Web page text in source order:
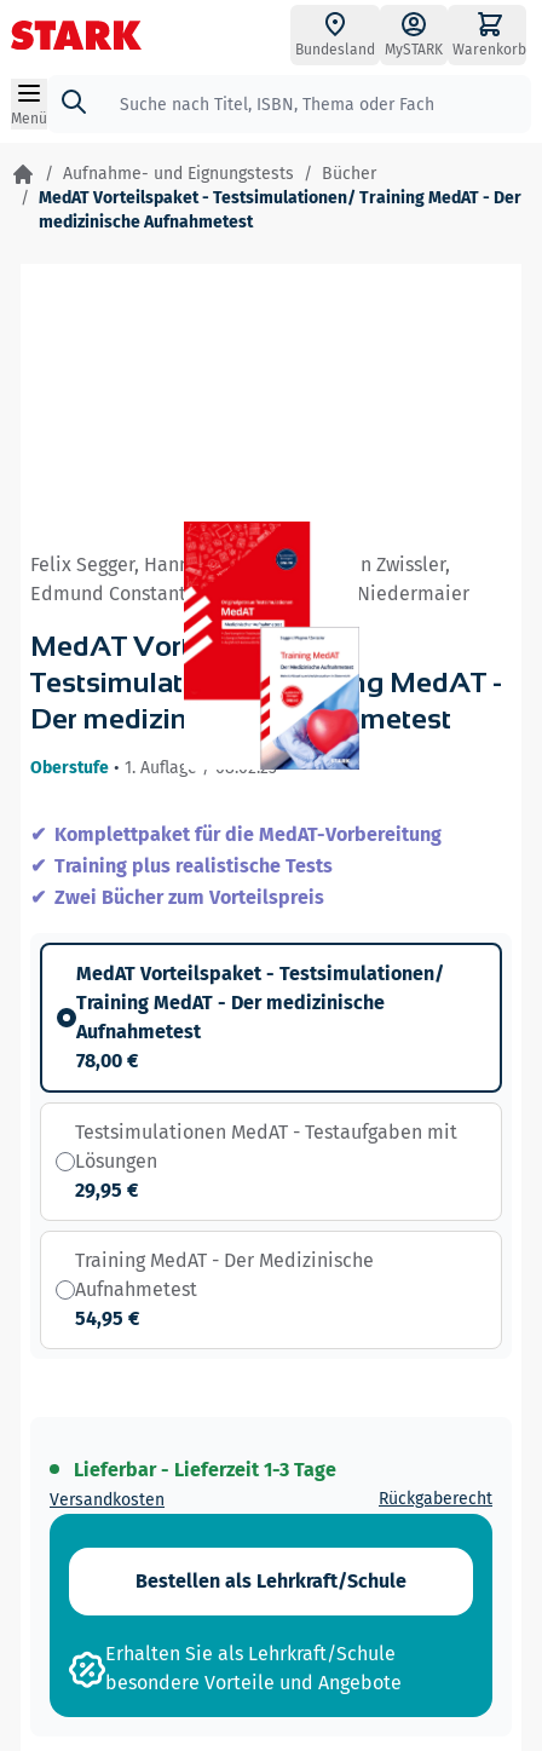
Zum Inhalt springen
Bundesland MySTARK Warenkorb
Menü
Suche
/ Aufnahme- und Eignungstests / Bücher
/ MedAT Vorteilspaket - Testsimulationen/ Training MedAT - Der
medizinische Aufnahmetest
Felix Segger, Hannes Wegner, Benjamin Zwissler,
Edmund Constantin Niederau, Katrin Niedermaier
MedAT Vorteilspaket -
Testsimulationen/ Training MedAT -
Der medizinische Aufnahmetest
Oberstufe • 1. Auflage / 08.02.23
Komplettpaket für die MedAT-Vorbereitung
Training plus realistische Tests
Zwei Bücher zum Vorteilspreis
MedAT Vorteilspaket - Testsimulationen/
Training MedAT - Der medizinische
Aufnahmetest
78,00 €
Testsimulationen MedAT - Testaufgaben mit
Lösungen
29,95 €
Training MedAT - Der Medizinische
Aufnahmetest
54,95 €
Lieferbar - Lieferzeit 1-3 Tage
Versandkosten Rückgaberecht
Bestellen als Lehrkraft/Schule
Erhalten Sie als Lehrkraft/Schule
besondere Vorteile und Angebote